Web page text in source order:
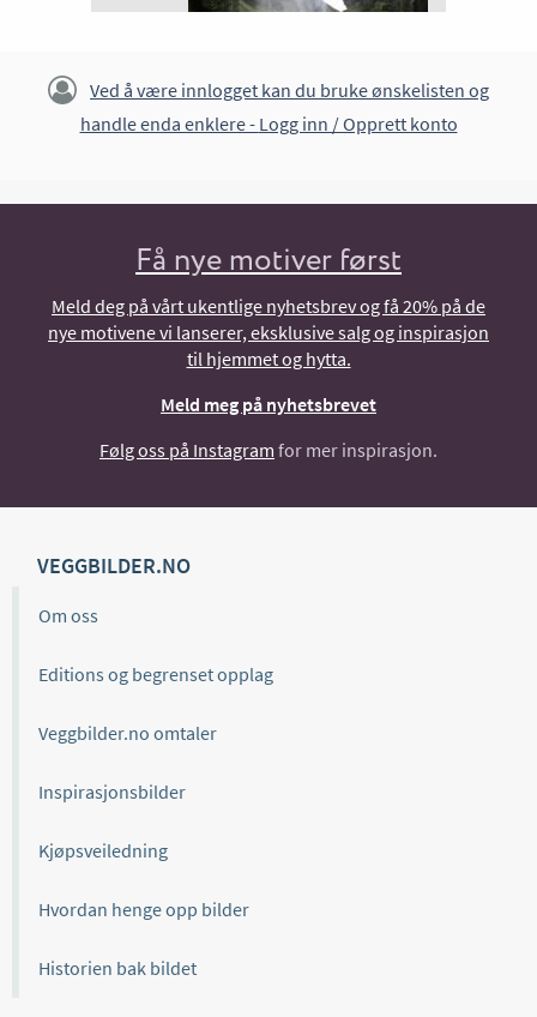
Ved å være innlogget kan du bruke ønskelisten og
handle enda enklere - Logg inn / Opprett konto
Få nye motiver først
Meld deg på vårt ukentlige nyhetsbrev og få 20% på de
nye motivene vi lanserer, eksklusive salg og inspirasjon
til hjemmet og hytta.
Meld meg på nyhetsbrevet
Følg oss på Instagram for mer inspirasjon.
VEGGBILDER.NO
Om oss
Editions og begrenset opplag
Veggbilder.no omtaler
Inspirasjonsbilder
Kjøpsveiledning
Hvordan henge opp bilder
Historien bak bildet